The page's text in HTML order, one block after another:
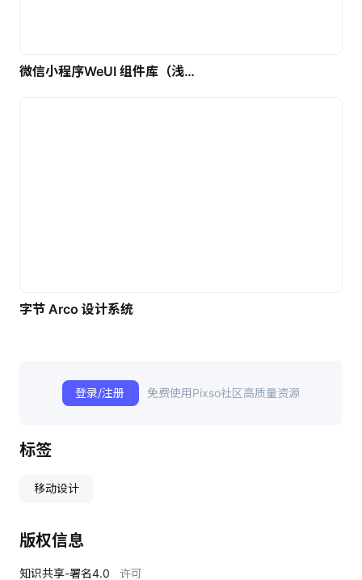
微信小程序WeUI 组件库（浅色）| 免费UI设计素材
字节 Arco 设计系统
登录/注册 免费使用Pixso社区高质量资源
标签
移动设计
版权信息
知识共享-署名4.0 许可